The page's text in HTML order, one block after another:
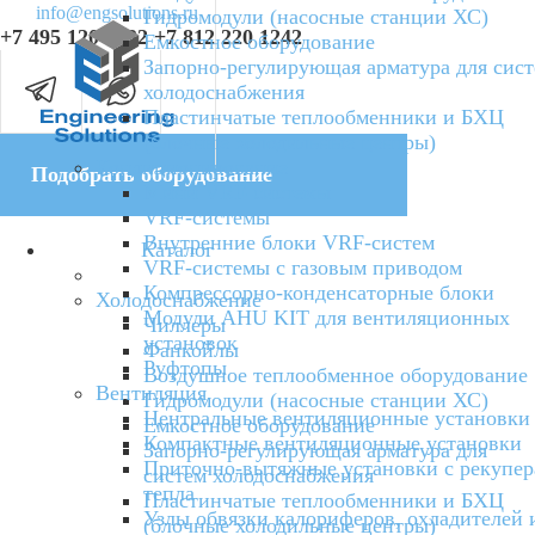
info@engsolutions.ru
+7 495 120 4232 +7 812 220 1242
Подобрать оборудование
Каталог
Холодоснабжение
Чиллеры
Фанкойлы
Воздушное теплообменное оборудование
Гидромодули (насосные станции ХС)
Емкостное оборудование
Запорно-регулирующая арматура для
систем холодоснабжения
Пластинчатые теплообменники и БХЦ
(блочные холодильные центры)
Гидромодули (насосные станции ХС)
Емкостное оборудование
Запорно-регулирующая арматура для
холодоснабжения
Пластинчатые теплообменники и БХЦ
(блочные холодильные центры)
Кондиционирование
Мини VRF-системы
VRF-системы
Внутренние блоки VRF-систем
VRF-системы с газовым приводом
Компрессорно-конденсаторные блоки
Модули AHU KIT для вентиляционных
установок
Руфтопы
Вентиляция
Центральные вентиляционные установки
Компактные вентиляционные установки
Приточно-вытяжные установки с
тепла
Узлы обвязки калориферов, охладителей